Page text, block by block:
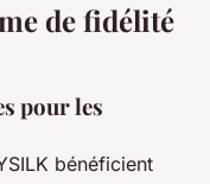
de fidélité
pour les
bénéficient